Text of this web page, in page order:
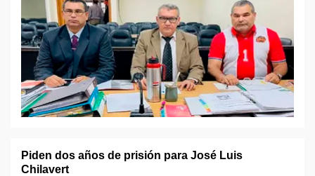
Piden dos años de prisión para José Luis
Chilavert